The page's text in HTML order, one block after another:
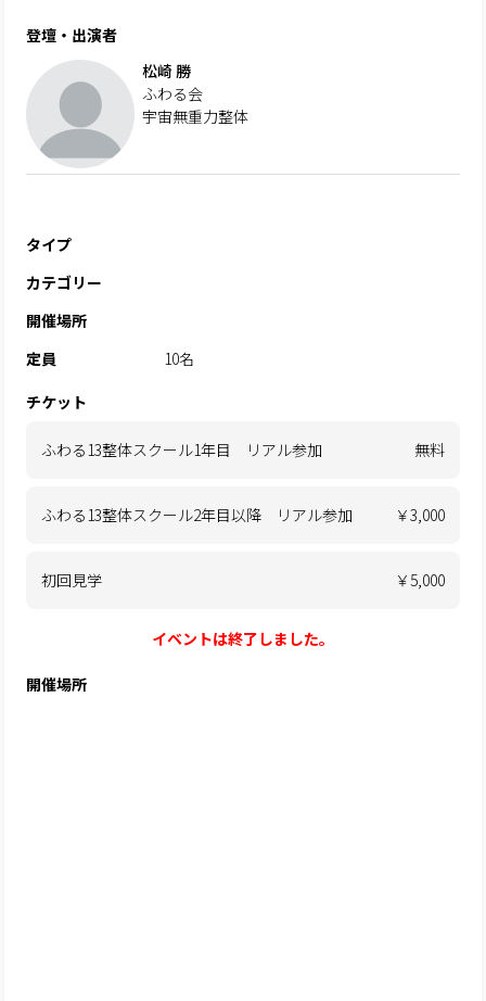
登壇・出演者
松崎 勝
ふわる会
宇宙無重力整体
タイプ
カテゴリー
開催場所
定員
10名
チケット
ふわる13整体スクール1年目 リアル参加 無料
ふわる13整体スクール2年目以降 リアル参加 ￥3,000
初回見学 ￥5,000
イベントは終了しました。
開催場所